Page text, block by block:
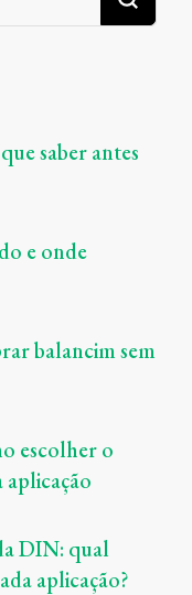
saber antes
e onde
balancim sem
escolher o
DIN: qual
aplicação?